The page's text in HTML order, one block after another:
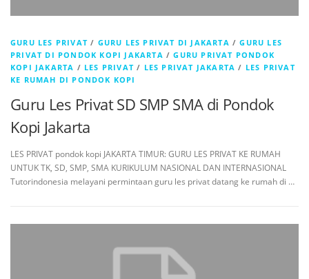
GURU LES PRIVAT / GURU LES PRIVAT DI JAKARTA /GURU LES
PRIVAT DI PONDOK KOPI JAKARTA /GURU PRIVAT PONDOK
KOPI JAKARTA / LES PRIVAT / LES PRIVAT JAKARTA / LES PRIVAT
KE RUMAH DI PONDOK KOPI
Guru Les Privat SD SMP SMA di Pondok
Kopi Jakarta
LES PRIVAT pondok kopi JAKARTA TIMUR: GURU LES PRIVAT KE RUMAH
UNTUK TK, SD, SMP, SMA KURIKULUM NASIONAL DAN INTERNASIONAL
Tutorindonesia melayani permintaan guru les privat datang ke rumah di …